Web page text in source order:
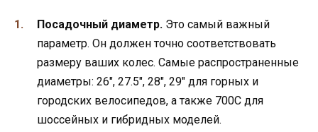
Посадочный диаметр. Это самый важный
параметр. Он должен точно соответствовать
размеру ваших колес. Самые распространенные
диаметры: 26″, 27.5″, 28″, 29″ для горных и
городских велосипедов, а также 700C для
шоссейных и гибридных моделей.